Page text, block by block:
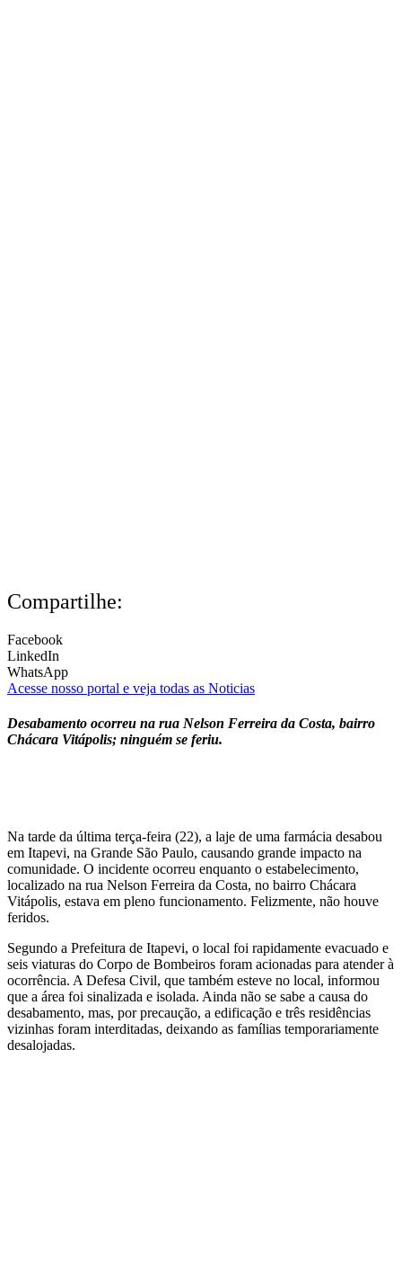
Compartilhe:
Facebook
LinkedIn
WhatsApp
Acesse nosso portal e veja todas as Noticias
Desabamento ocorreu na rua Nelson Ferreira da Costa, bairro
Chácara Vitápolis; ninguém se feriu.
Na tarde da última terça-feira (22), a laje de uma farmácia desabou
em Itapevi, na Grande São Paulo, causando grande impacto na
comunidade. O incidente ocorreu enquanto o estabelecimento,
localizado na rua Nelson Ferreira da Costa, no bairro Chácara
Vitápolis, estava em pleno funcionamento. Felizmente, não houve
feridos.
Segundo a Prefeitura de Itapevi, o local foi rapidamente evacuado e
seis viaturas do Corpo de Bombeiros foram acionadas para atender à
ocorrência. A Defesa Civil, que também esteve no local, informou
que a área foi sinalizada e isolada. Ainda não se sabe a causa do
desabamento, mas, por precaução, a edificação e três residências
vizinhas foram interditadas, deixando as famílias temporariamente
desalojadas.